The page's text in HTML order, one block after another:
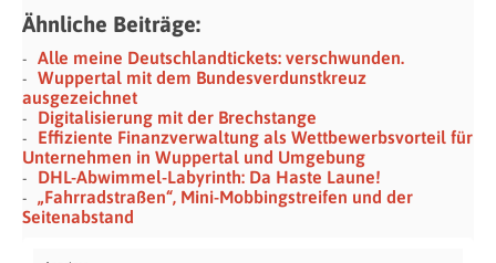
Ähnliche Beiträge:
Alle meine Deutschlandtickets: verschwunden.
Wuppertal mit dem Bundesverdunstkreuz
ausgezeichnet
Digitalisierung mit der Brechstange
Effiziente Finanzverwaltung als Wettbewerbsvorteil für
Unternehmen in Wuppertal und Umgebung
DHL-Abwimmel-Labyrinth: Da Haste Laune!
„Fahrradstraßen“, Mini-Mobbingstreifen und der
Seitenabstand